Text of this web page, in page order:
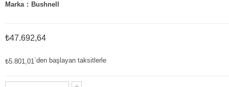
Marka : Bushnell
₺47.692,64
₺5.801,01`den başlayan taksitlerle